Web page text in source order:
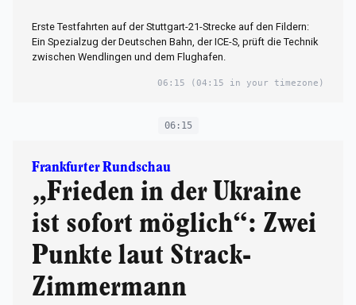
Erste Testfahrten auf der Stuttgart-21-Strecke auf den Fildern:
Ein Spezialzug der Deutschen Bahn, der ICE-S, prüft die Technik
zwischen Wendlingen und dem Flughafen.
06:15 (04:15 in your timezone)
06:15
Frankfurter Rundschau
„Frieden in der Ukraine
ist sofort möglich“: Zwei
Punkte laut Strack-
Zimmermann